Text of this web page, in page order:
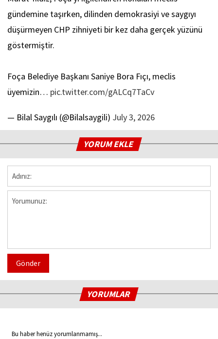
gündemine taşırken, dilinden demokrasiyi ve saygıyı
düşürmeyen CHP zihniyeti bir kez daha gerçek yüzünü
göstermiştir.
Foça Belediye Başkanı Saniye Bora Fıçı, meclis
üyemizin… pic.twitter.com/gALCq7TaCv
— Bilal Saygılı (@Bilalsaygili) July 3, 2026
YORUM EKLE
Gönder
YORUMLAR
Bu haber henüz yorumlanmamış...